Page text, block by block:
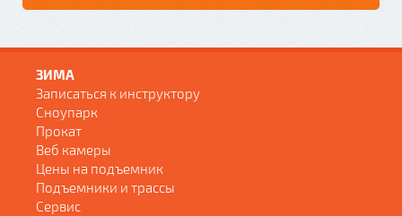
ЗИМА
Записаться к инструктору
Сноупарк
Прокат
Веб камеры
Цены на подъемник
Подъемники и трассы
Сервис